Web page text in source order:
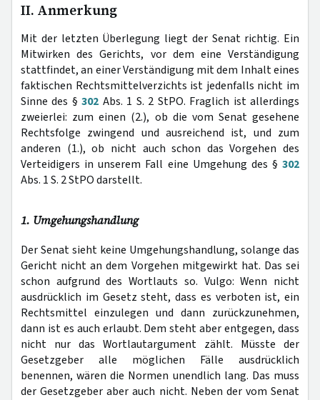
II. Anmerkung
Mit der letzten Überlegung liegt der Senat richtig. Ein
Mitwirken des Gerichts, vor dem eine Verständigung
stattfindet, an einer Verständigung mit dem Inhalt eines
faktischen Rechtsmittelverzichts ist jedenfalls nicht im
Sinne des §302 Abs. 1 S. 2 StPO. Fraglich ist allerdings
zweierlei: zum einen (2.), ob die vom Senat gesehene
Rechtsfolge zwingend und ausreichend ist, und zum
anderen (1.), ob nicht auch schon das Vorgehen des
Verteidigers in unserem Fall eine Umgehung des § 302
Abs. 1 S. 2 StPO darstellt.
1. Umgehungshandlung
Der Senat sieht keine Umgehungshandlung, solange das
Gericht nicht an dem Vorgehen mitgewirkt hat. Das sei
schon aufgrund des Wortlauts so. Vulgo: Wenn nicht
ausdrücklich im Gesetz steht, dass es verboten ist, ein
Rechtsmittel einzulegen und dann zurückzunehmen,
dann ist es auch erlaubt. Dem steht aber entgegen, dass
nicht nur das Wortlautargument zählt. Müsste der
Gesetzgeber alle möglichen Fälle ausdrücklich
benennen, wären die Normen unendlich lang. Das muss
der Gesetzgeber aber auch nicht. Neben der vom Senat